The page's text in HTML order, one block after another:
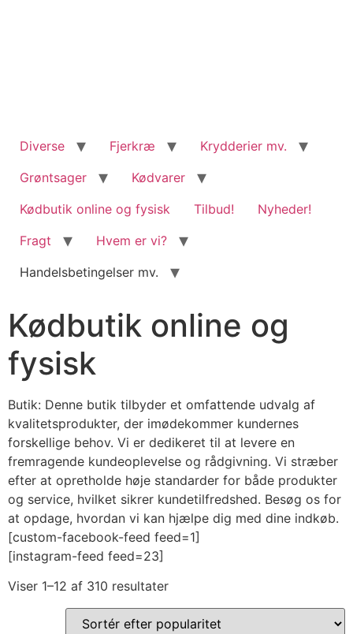
Diverse Fjerkræ
Krydderier mv.
Grøntsager
Kødvarer
Kødbutik online og fysisk
Tilbud!
Nyheder!
Fragt
Hvem er vi?
Handelsbetingelser mv.
Kødbutik online og
fysisk
Butik: Denne butik tilbyder et omfattende udvalg af
kvalitetsprodukter, der imødekommer kundernes
forskellige behov. Vi er dedikeret til at levere en
fremragende kundeoplevelse og rådgivning. Vi stræber
efter at opretholde høje standarder for både produkter
og service, hvilket sikrer kundetilfredshed. Besøg os for
at opdage, hvordan vi kan hjælpe dig med dine indkøb.
[custom-facebook-feed feed=1]
[instagram-feed feed=23]
Viser 1–12 af 310 resultater